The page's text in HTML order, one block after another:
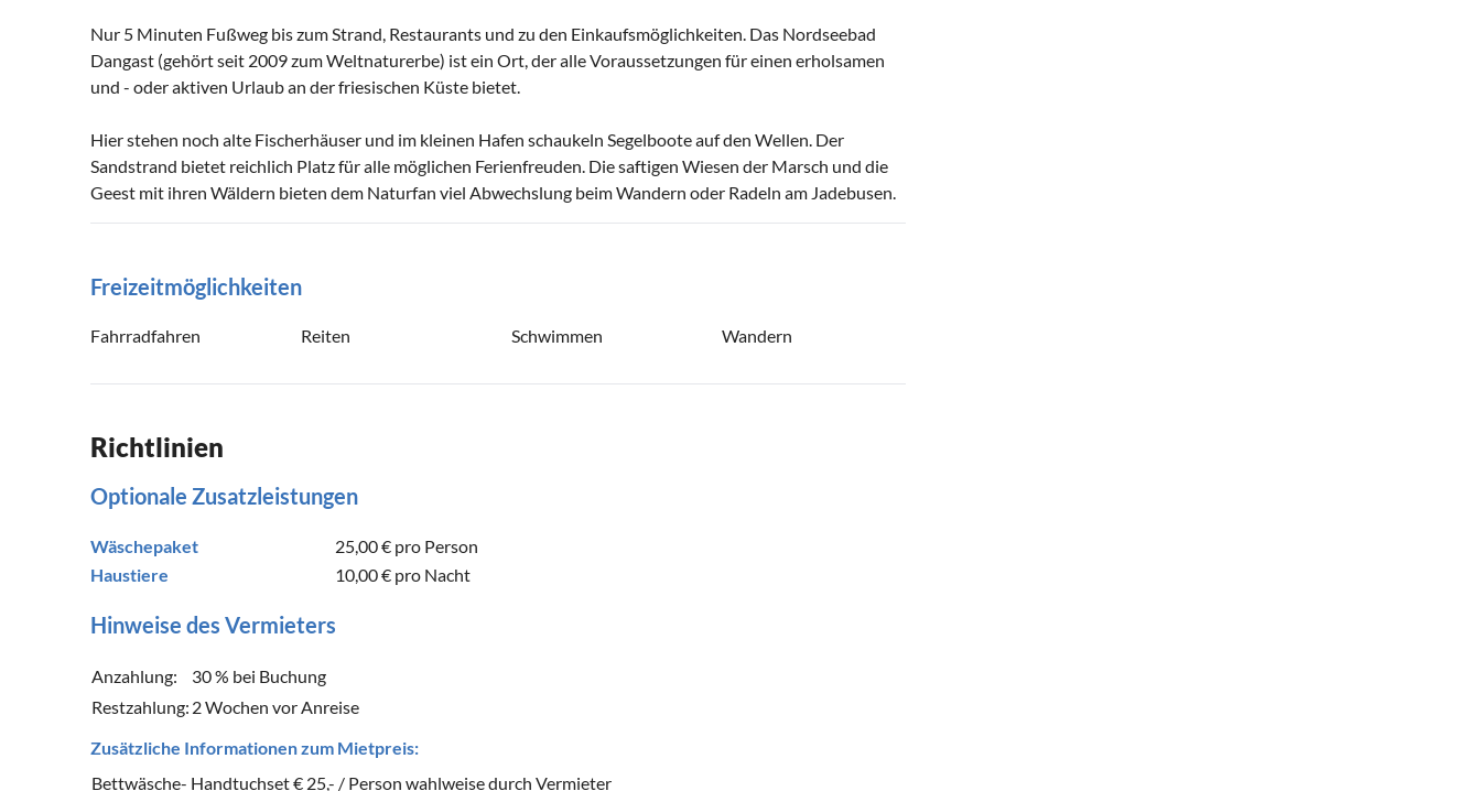
Nur 5 Minuten Fußweg bis zum Strand, Restaurants und zu den Einkaufsmöglichkeiten. Das Nordseebad
Dangast (gehört seit 2009 zum Weltnaturerbe) ist ein Ort, der alle Voraussetzungen für einen erholsamen
und - oder aktiven Urlaub an der friesischen Küste bietet.
Hier stehen noch alte Fischerhäuser und im kleinen Hafen schaukeln Segelboote auf den Wellen. Der
Sandstrand bietet reichlich Platz für alle möglichen Ferienfreuden. Die saftigen Wiesen der Marsch und die
Geest mit ihren Wäldern bieten dem Naturfan viel Abwechslung beim Wandern oder Radeln am Jadebusen.
Freizeitmöglichkeiten
Fahrradfahren Reiten Schwimmen Wandern
Richtlinien
Optionale Zusatzleistungen
Wäschepaket 25,00 € pro Person
Haustiere
10,00 € pro Nacht
Hinweise des Vermieters
Anzahlung:
30 % bei Buchung
Restzahlung: 2 Wochen vor Anreise
Zusätzliche Informationen zum Mietpreis:
Bettwäsche- Handtuchset € 25,- / Person wahlweise durch Vermieter